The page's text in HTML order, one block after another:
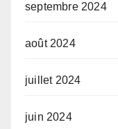
septembre 2024
août 2024
juillet 2024
juin 2024